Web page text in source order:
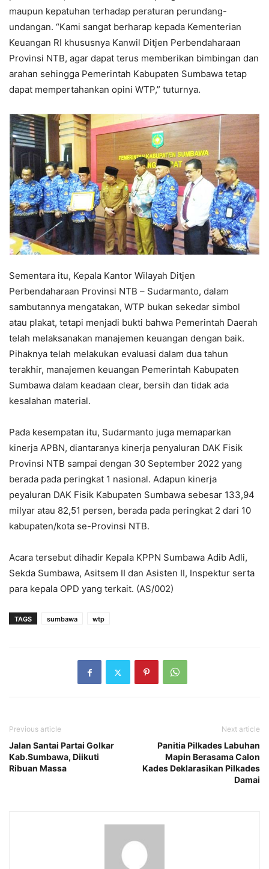
maupun kepatuhan terhadap peraturan perundang-
undangan. “Kami sangat berharap kepada Kementerian
Keuangan RI khususnya Kanwil Ditjen Perbendaharaan
Provinsi NTB, agar dapat terus memberikan bimbingan dan
arahan sehingga Pemerintah Kabupaten Sumbawa tetap
dapat mempertahankan opini WTP,” tuturnya.
Sementara itu, Kepala Kantor Wilayah Ditjen
Perbendaharaan Provinsi NTB – Sudarmanto, dalam
sambutannya mengatakan, WTP bukan sekedar simbol
atau plakat, tetapi menjadi bukti bahwa Pemerintah Daerah
telah melaksanakan manajemen keuangan dengan baik.
Pihaknya telah melakukan evaluasi dalam dua tahun
terakhir, manajemen keuangan Pemerintah Kabupaten
Sumbawa dalam keadaan clear, bersih dan tidak ada
kesalahan material.
Pada kesempatan itu, Sudarmanto juga memaparkan
kinerja APBN, diantaranya kinerja penyaluran DAK Fisik
Provinsi NTB sampai dengan 30 September 2022 yang
berada pada peringkat 1 nasional. Adapun kinerja
peyaluran DAK Fisik Kabupaten Sumbawa sebesar 133,94
milyar atau 82,51 persen, berada pada peringkat 2 dari 10
kabupaten/kota se-Provinsi NTB.
Acara tersebut dihadir Kepala KPPN Sumbawa Adib Adli,
Sekda Sumbawa, Asitsem II dan Asisten II, Inspektur serta
para kepala OPD yang terkait. (AS/002)
TAGS sumbawa wtp
Previous article
Jalan Santai Partai Golkar
Kab.Sumbawa, Diikuti
Ribuan Massa
Next article
Panitia Pilkades Labuhan
Mapin Berasama Calon
Kades Deklarasikan Pilkades
Damai